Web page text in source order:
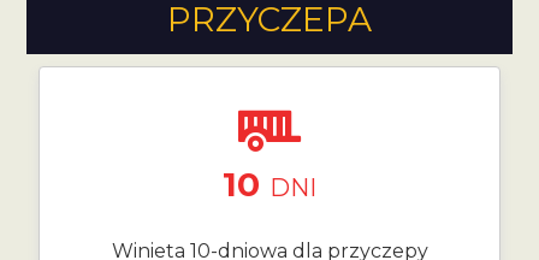
PRZYCZEPA
10 DNI
Winieta 10-dniowa dla przyczepy